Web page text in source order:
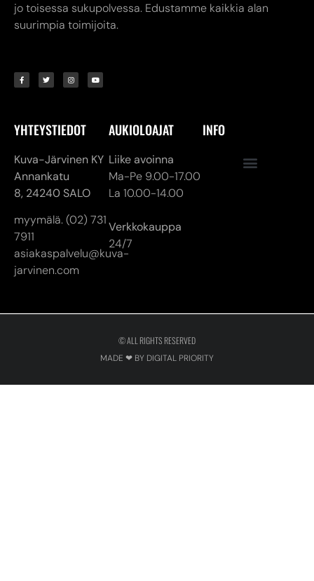
jo toisessa sukupolvessa. Edustamme kaikkia alan
suurimpia toimijoita.
YHTEYSTIEDOT
Kuva-Järvinen KY
Annankatu
8, 24240 SALO
myymälä. (02) 731
7911
asiakaspalvelu@kuva-
jarvinen.com
AUKIOLOAJAT
Liike avoinna
Ma-Pe 9.00-17.00
La 10.00-14.00
Verkkokauppa
24/7
INFO
© ALL RIGHTS RESERVED
MADE ❤ BY DIGITAL PRIORITY